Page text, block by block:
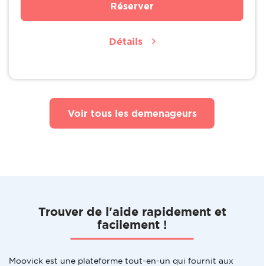
Réserver
Détails
Voir tous les demenageurs
Trouver de l'aide rapidement et
facilement !
Moovick est une plateforme tout-en-un qui fournit aux